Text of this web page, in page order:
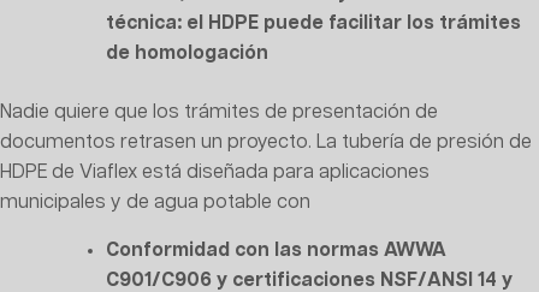
técnica: el HDPE puede facilitar los trámites
de homologación
Nadie quiere que los trámites de presentación de
documentos retrasen un proyecto. La tubería de presión de
HDPE de Viaflex está diseñada para aplicaciones
municipales y de agua potable con
Conformidad con las normas AWWA
C901/C906 y certificaciones NSF/ANSI 14 y